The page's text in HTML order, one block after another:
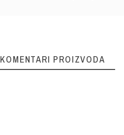
KOMENTARI PROIZVODA